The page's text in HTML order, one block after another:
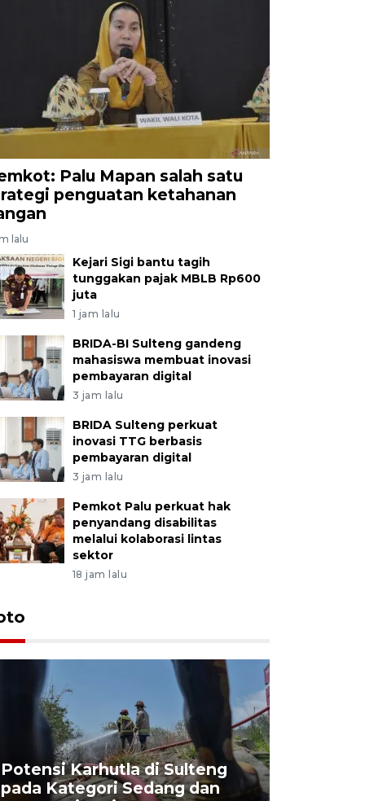
Palu Mapan salah satu
penguatan ketahanan
lalu
Kejari Sigi bantu tagih
tunggakan pajak MBLB Rp600
juta
1 jam lalu
BRIDA-BI Sulteng gandeng
mahasiswa membuat inovasi
pembayaran digital
3 jam lalu
BRIDA Sulteng perkuat
inovasi TTG berbasis
pembayaran digital
3 jam lalu
Pemkot Palu perkuat hak
penyandang disabilitas
melalui kolaborasi lintas
sektor
18 jam lalu
Potensi Karhutla di Sulteng
pada Kategori Sedang dan